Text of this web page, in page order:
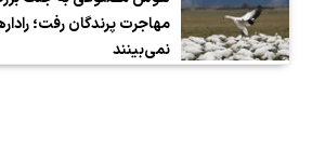
مهاجرت پرندگان رفت؛
نمی‌بینند